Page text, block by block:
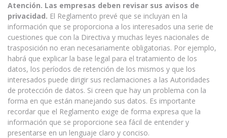
Atención. Las empresas deben revisar sus avisos de
privacidad. El Reglamento prevé que se incluyan en la
información que se proporciona a los interesados una serie de
cuestiones que con la Directiva y muchas leyes nacionales de
trasposición no eran necesariamente obligatorias. Por ejemplo,
habrá que explicar la base legal para el tratamiento de los
datos, los períodos de retención de los mismos y que los
interesados puede dirigir sus reclamaciones a las Autoridades
de protección de datos. Si creen que hay un problema con la
forma en que están manejando sus datos. Es importante
recordar que el Reglamento exige de forma expresa que la
información que se proporcione sea fácil de entender y
presentarse en un lenguaje claro y conciso.